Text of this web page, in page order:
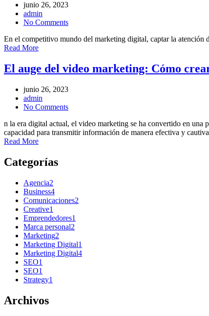
junio 26, 2023
admin
No Comments
En el competitivo mundo del marketing digital, captar la atención
Read More
El auge del video marketing: Cómo
junio 26, 2023
admin
No Comments
n la era digital actual, el video marketing se ha convertido en una
capacidad para transmitir información de manera efectiva y
Read More
Categorías
Agencia2
Business4
Comunicaciones2
Creative1
Emprendedores1
Marca personal2
Marketing2
Marketing Digital1
Marketing Digital4
SEO1
SEO1
Strategy1
Archivos